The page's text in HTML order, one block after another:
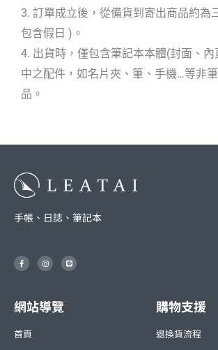
3. 訂單成立後，從備貨到寄出商品約為
包含假日 )。
4. 出貨時，僅包含筆記本本體(封面、內
中之配件，如名片夾、筆、手機…等非
品。
手帳、日誌、筆記本
F
a
c
k
-
I
n
s
r
a
m
L
i
n
網站導覽
首頁
購物支援
退換貨流程